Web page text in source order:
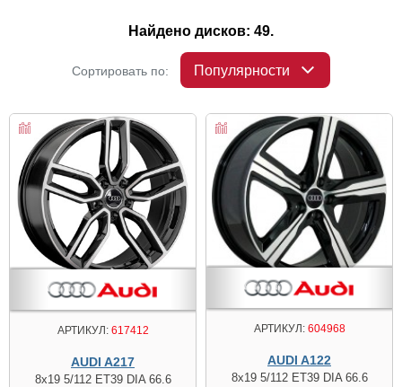
Найдено дисков: 49.
Сортировать по: Популярности
АРТИКУЛ:617412
AUDI A217
8x19 5/112 ET39 DIA 66.6
АРТИКУЛ:604968
AUDI A122
8x19 5/112 ET39 DIA 66.6